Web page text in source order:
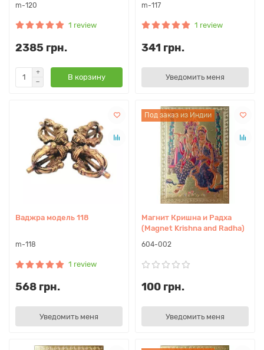
m-120
1 review
2385 грн.
В корзину
m-117
1 review
341 грн.
Уведомить меня
Ваджра модель 118
m-118
1 review
568 грн.
Уведомить меня
Под заказ из Индии
Магнит Кришна и Радха
(Magnet Krishna and Radha)
604-002
100 грн.
Уведомить меня